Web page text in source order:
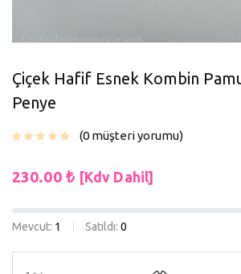
Çiçek Hafif Esnek Kombin
Penye
0 müşteri yorumu
230.00 ₺ [Kdv Dahil]
Mevcut: 1 Satıldı: 0